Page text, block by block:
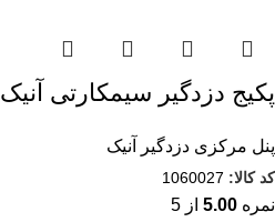
پکیج دزدگیر سیمکارتی آنیک ECOMAX
پنل مرکزی دزدگیر آنیک
کد کالا: 1060027
نمره 5.00 از 5